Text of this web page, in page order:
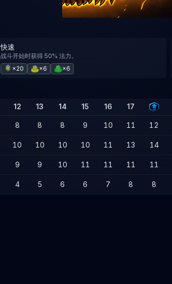
快速
战斗开始时获得 50% 法力。
×20
×6 ×6
12 13 14 15 16 17
8 8 8 9 10 11 12
10 10 10 10 11 13 14
9 9 10 11 11 11 11
4 5 6 6 7 8 8